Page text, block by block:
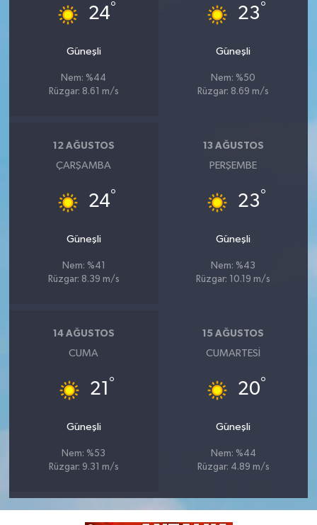
24°
Güneşli
Nem: %44
Rüzgar: 8.61 m/s
23°
Güneşli
Nem: %50
Rüzgar: 8.69 m/s
12 AĞUSTOS
ÇARŞAMBA
24°
Güneşli
Nem: %41
Rüzgar: 8.39 m/s
13 AĞUSTOS
PERŞEMBE
23°
Güneşli
Nem: %43
Rüzgar: 10.19 m/s
14 AĞUSTOS
CUMA
21 °
Güneşli
Nem: %53
Rüzgar: 9.31 m/s
15 AĞUSTOS
CUMARTESI
20°
Güneşli
Nem: %44
Rüzgar: 4.89 m/s